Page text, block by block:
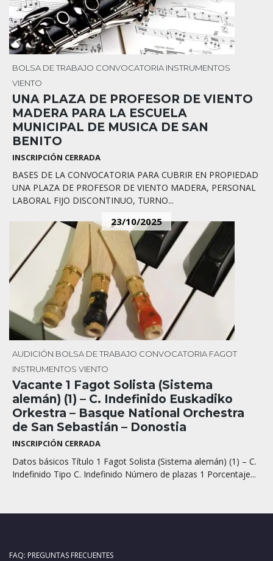
BOLSA DE TRABAJO CONVOCATORIA INSTRUMENTOS
VIENTO
UNA PLAZA DE PROFESOR DE VIENTO
MADERA PARA LA ESCUELA
MUNICIPAL DE MUSICA DE SAN
BENITO
INSCRIPCIÓN CERRADA
BASES DE LA CONVOCATORIA PARA CUBRIR EN PROPIEDAD
UNA PLAZA DE PROFESOR DE VIENTO MADERA, PERSONAL
LABORAL FIJO DISCONTINUO, TURNO...
23/10/2025
AUDICIÓN BOLSA DE TRABAJO CONVOCATORIA FAGOT
INSTRUMENTOS VIENTO
Vacante 1 Fagot Solista (Sistema
alemán) (1) – C. Indefinido Euskadiko
Orkestra – Basque National Orchestra
de San Sebastián – Donostia
INSCRIPCIÓN CERRADA
Datos básicos Título 1 Fagot Solista (Sistema alemán) (1) – C.
Indefinido Tipo C. Indefinido Número de plazas 1 Porcentaje...
FAQ: PREGUNTAS FRECUENTES